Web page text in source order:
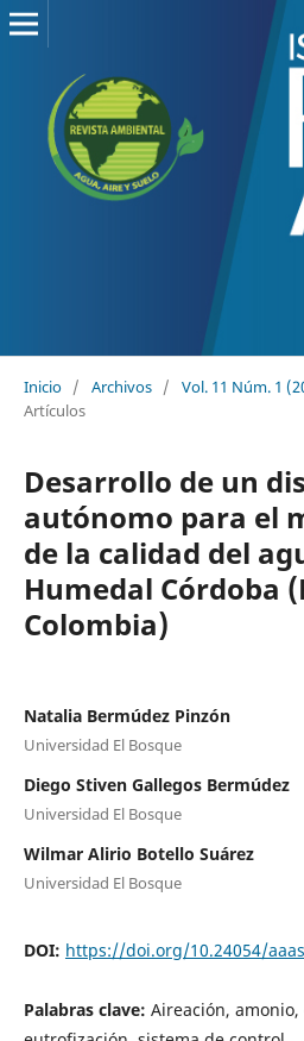
Inicio / Archivos / Vol. 11 Núm. 1
Artículos
Desarrollo de un
autónomo para el
de la calidad del
Humedal Córdoba
Colombia)
Natalia Bermúdez Pinzón
Universidad El Bosque
Diego Stiven Gallegos Bermúdez
Universidad El Bosque
Wilmar Alirio Botello Suárez
Universidad El Bosque
DOI: https://doi.org/10.24054/
Palabras clave: Aireación,